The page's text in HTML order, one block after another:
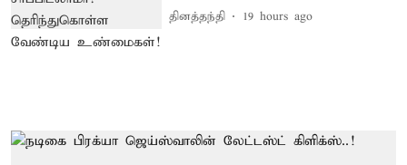
தினத்தந்தி 19 hours ago